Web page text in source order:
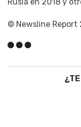
© Newsline Report